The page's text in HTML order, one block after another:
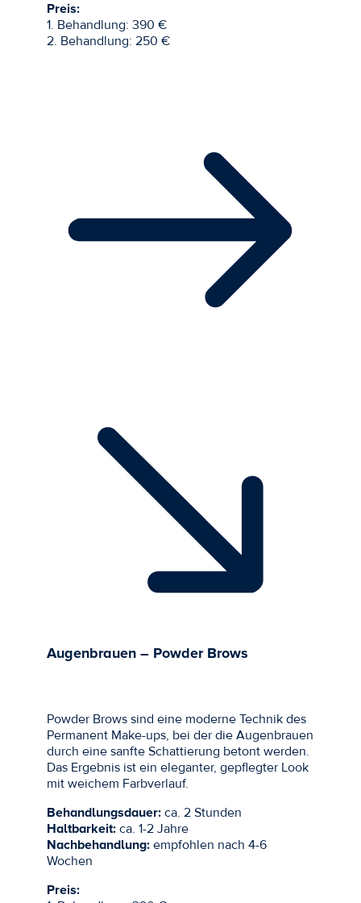
Preis:
1. Behandlung: 390 €
2. Behandlung: 250 €
Augenbrauen – Powder Brows
Powder Brows sind eine moderne Technik des
Permanent Make-ups, bei der die Augenbrauen
durch eine sanfte Schattierung betont werden.
Das Ergebnis ist ein eleganter, gepflegter Look
mit weichem Farbverlauf.
Behandlungsdauer: ca. 2 Stunden
Haltbarkeit: ca. 1-2 Jahre
Nachbehandlung: empfohlen nach 4-6
Wochen
Preis: